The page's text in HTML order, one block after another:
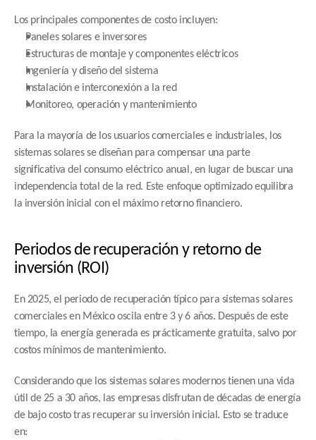
Los principales componentes de costo incluyen:
Paneles solares e inversores
Estructuras de montaje y componentes eléctricos
Ingeniería y diseño del sistema
Instalación e interconexión a la red
Monitoreo, operación y mantenimiento
Para la mayoría de los usuarios comerciales e industriales, los
sistemas solares se diseñan para compensar una parte
significativa del consumo eléctrico anual, en lugar de buscar una
independencia total de la red. Este enfoque optimizado equilibra
la inversión inicial con el máximo retorno financiero.
Periodos de recuperación y retorno de
inversión (ROI)
En 2025, el periodo de recuperación típico para sistemas solares
comerciales en México oscila entre 3 y 6 años. Después de este
tiempo, la energía generada es prácticamente gratuita, salvo por
costos mínimos de mantenimiento.
Considerando que los sistemas solares modernos tienen una vida
útil de 25 a 30 años, las empresas disfrutan de décadas de energía
de bajo costo tras recuperar su inversión inicial. Esto se traduce
en: